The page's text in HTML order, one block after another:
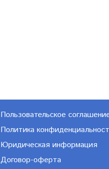
Пользовательское
Политика
Юридическая информация
Договор-оферта